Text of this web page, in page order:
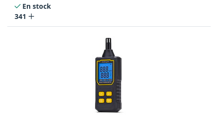
En stock
341